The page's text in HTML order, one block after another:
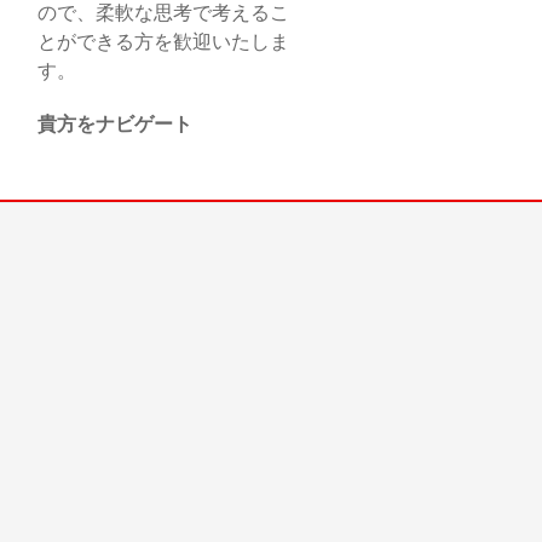
ので、柔軟な思考で考えるこ
とができる方を歓迎いたしま
す。
貴方をナビゲート